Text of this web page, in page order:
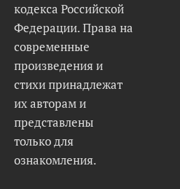
кодекса Российской
Федерации. Права на
современные
произведения и
стихи принадлежат
их авторам и
представлены
только для
ознакомления.